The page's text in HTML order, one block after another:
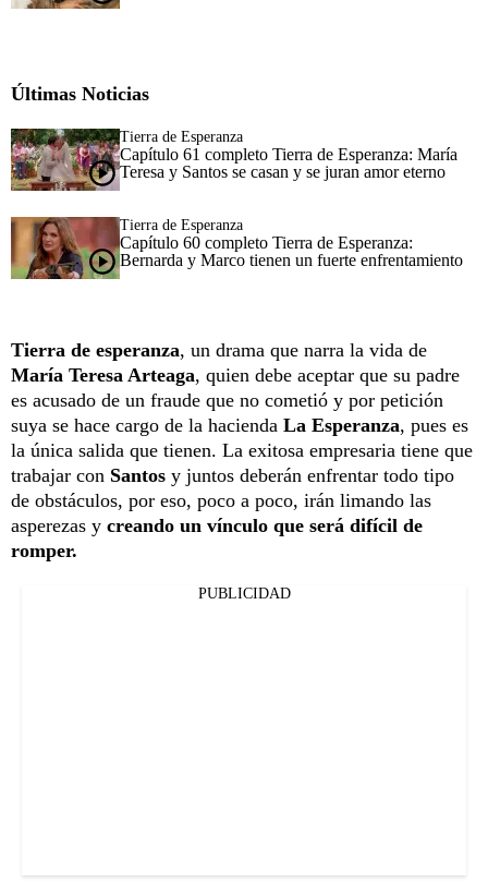
Últimas Noticias
Tierra de Esperanza
Capítulo 61 completo Tierra de Esperanza: María
Teresa y Santos se casan y se juran amor eterno
Tierra de Esperanza
Capítulo 60 completo Tierra de Esperanza:
Bernarda y Marco tienen un fuerte enfrentamiento
Tierra de esperanza, un drama que narra la vida de
María Teresa Arteaga, quien debe aceptar que su padre
es acusado de un fraude que no cometió y por petición
suya se hace cargo de la hacienda La Esperanza, pues es
la única salida que tienen. La exitosa empresaria tiene que
trabajar con Santos y juntos deberán enfrentar todo tipo
de obstáculos, por eso, poco a poco, irán limando las
asperezas y creando un vínculo que será difícil de
romper.
PUBLICIDAD